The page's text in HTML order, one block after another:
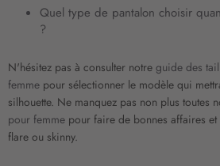
Quel type de pantalon choisir
?
N'hésitez pas à consulter notre guide des
femme pour sélectionner le modèle qui
silhouette. Ne manquez pas non plus toutes
pour femme pour faire de bonnes affaires
flare ou skinny.
t
d
’
n
f